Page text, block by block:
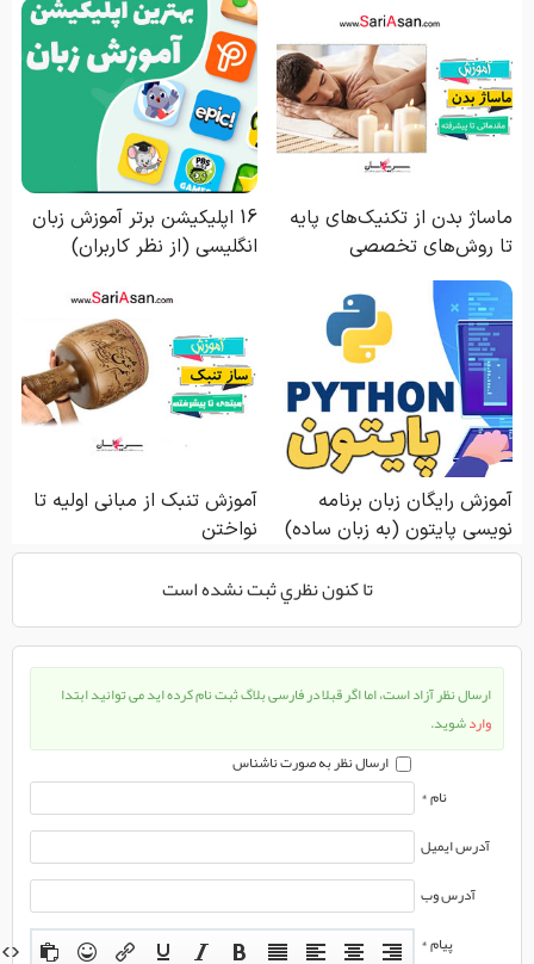
تا كنون نظري ثبت نشده است
ارسال نظر آزاد است، اما اگر قبلا در فارسی بلاگ ثبت نام کرده اید می توانید ابتدا
واردشوید.
ارسال نظر به صورت ناشناس
نام *
آدرس ایمیل
آدرس وب
پیام *